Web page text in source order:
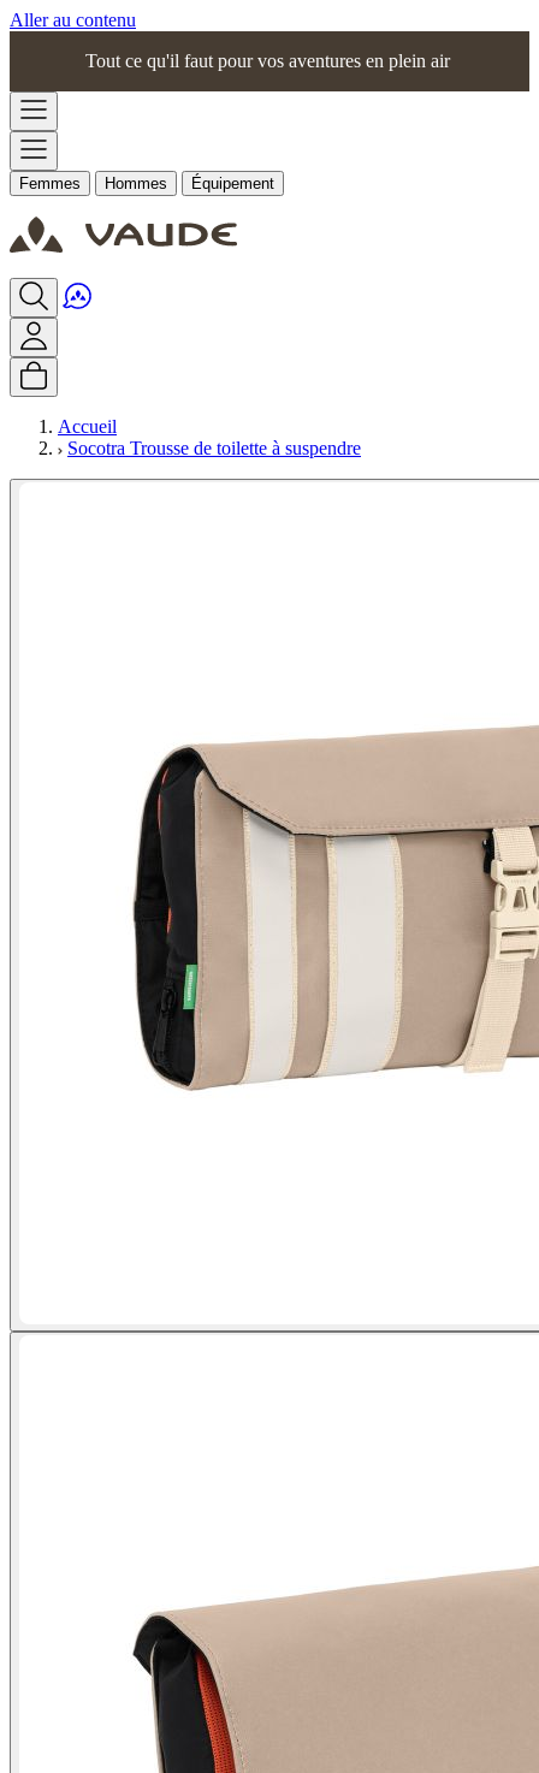
Aller au contenu
Tout ce qu'il faut pour vos aventures en plein air
Femmes Hommes Équipement
Accueil
Socotra Trousse de toilette à suspendre